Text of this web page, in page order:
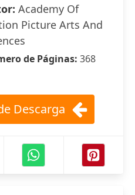
Academy Of
Picture Arts And
de Páginas: 368
Descarga